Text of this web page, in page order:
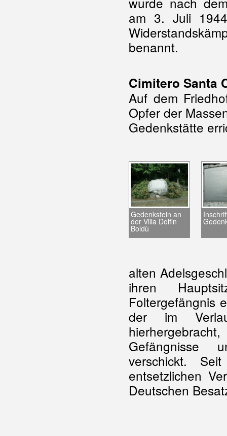
am 3. Juli
benannt.
Cimitero Santa
Auf dem
Opfer der
Gedenkstätte
Gedenkstein an
der Villa Dolfin
Boldù
alten
ihren
Foltergefängnis
der im
Gefängnisse
verschickt.
entsetzlichen
Deutschen